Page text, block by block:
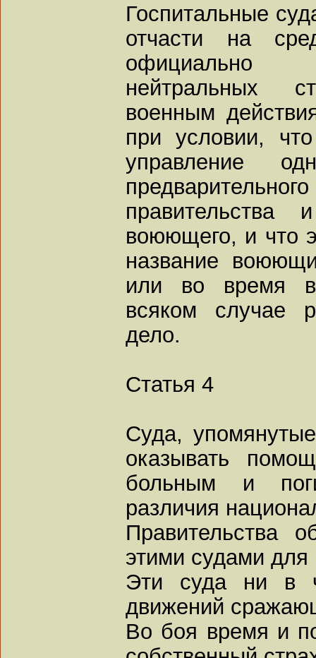
Госпитальные
отчасти на
официально
нейтральных
военным
при условии,
управление
воюющего, и что
название
или во время
всяком случае
дело.
Статья 4
Суда,
оказывать
больным и
различия
Правительства
этими судами
Эти суда ни в
движений
Во боя время и